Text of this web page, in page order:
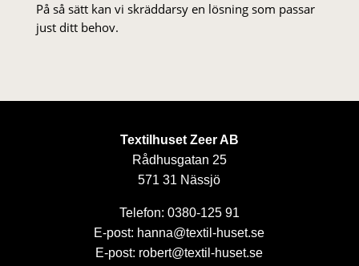
På så sätt kan vi skräddarsy en lösning som passar
just ditt behov.
Textilhuset Zeer AB
Rådhusgatan 25
571 31 Nässjö
Telefon: 0380-125 91
E-post: hanna@textil-huset.se
E-post: robert@textil-huset.se